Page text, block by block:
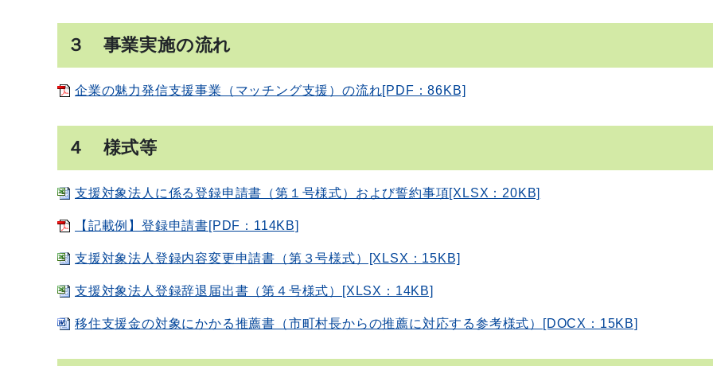
３ 事業実施の流れ
企業の魅力発信支援事業（マッチング支援）の流れ[PDF：86KB]
４ 様式等
支援対象法人に係る登録申請書（第１号様式）および誓約事項[XLSX：20KB]
【記載例】登録申請書[PDF：114KB]
支援対象法人登録内容変更申請書（第３号様式）[XLSX：15KB]
支援対象法人登録辞退届出書（第４号様式）[XLSX：14KB]
移住支援金の対象にかかる推薦書（市町村長からの推薦に対応する参考様式）[DOCX：15KB]